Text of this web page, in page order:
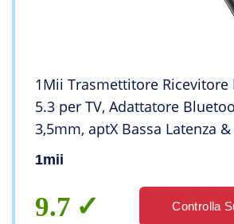
1Mii Trasmettitore
5.3 per TV, Adattatore
3,5mm, aptX Bassa Latenza
con Batteria da 12 Ore per
1mii
9.7 Controlla